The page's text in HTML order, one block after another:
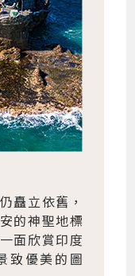
矗立依舊，
的神聖地標
面欣賞印度
致優美的圖